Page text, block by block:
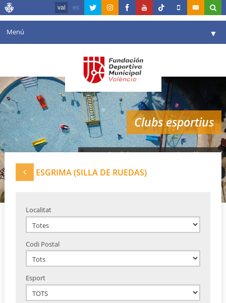
val es
Menú ▼
Agenda
Instal·lacions
Comunicació ▼
València en esport ▼
Clubs esportius
Xarxa de clubes esportius de València
ESGRIMA (SILLA DE RUEDAS)
Localitat
Codi Postal
Esport